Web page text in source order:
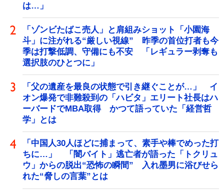
は…」
「ゾンビたばこ売人」と肩組みショット「小園海
斗」に注がれる“厳しい視線” 昨季の首位打者も今
季は打撃低調、守備にも不安 「レギュラー剥奪も
選択肢のひとつに」
「父の遺産を最良の状態で引き継ぐことが…」 イ
オン爆発で非難殺到の「ハビタ」エリート社長はハ
ーバードでMBA取得 かつて語っていた「経営哲
学」とは
「中国人30人ほどに捕まって、素手や棒でめった打
ちに…」 「闇バイト」逃亡者が語った「トクリュ
ウ」からの脱出“恐怖の瞬間” 入れ墨男に浴びせら
れた“脅しの言葉”とは